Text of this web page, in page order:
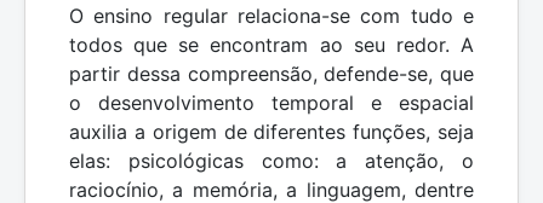
O ensino regular relaciona-se com tudo e
todos que se encontram ao seu redor. A
partir dessa compreensão, defende-se, que
o desenvolvimento temporal e espacial
auxilia a origem de diferentes funções, seja
elas: psicológicas como: a atenção, o
raciocínio, a memória, a linguagem, dentre